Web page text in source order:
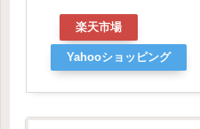
楽天市場
Yahooショッピング